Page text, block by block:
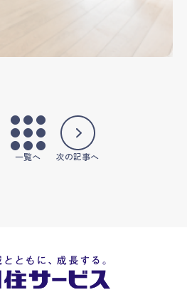
一覧へ 次の記事へ